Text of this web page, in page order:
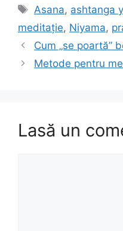
Etichete
Asana, ashtanga
meditație, Niyama,
Cum „se poartă”
Metode pentru
Lasă un